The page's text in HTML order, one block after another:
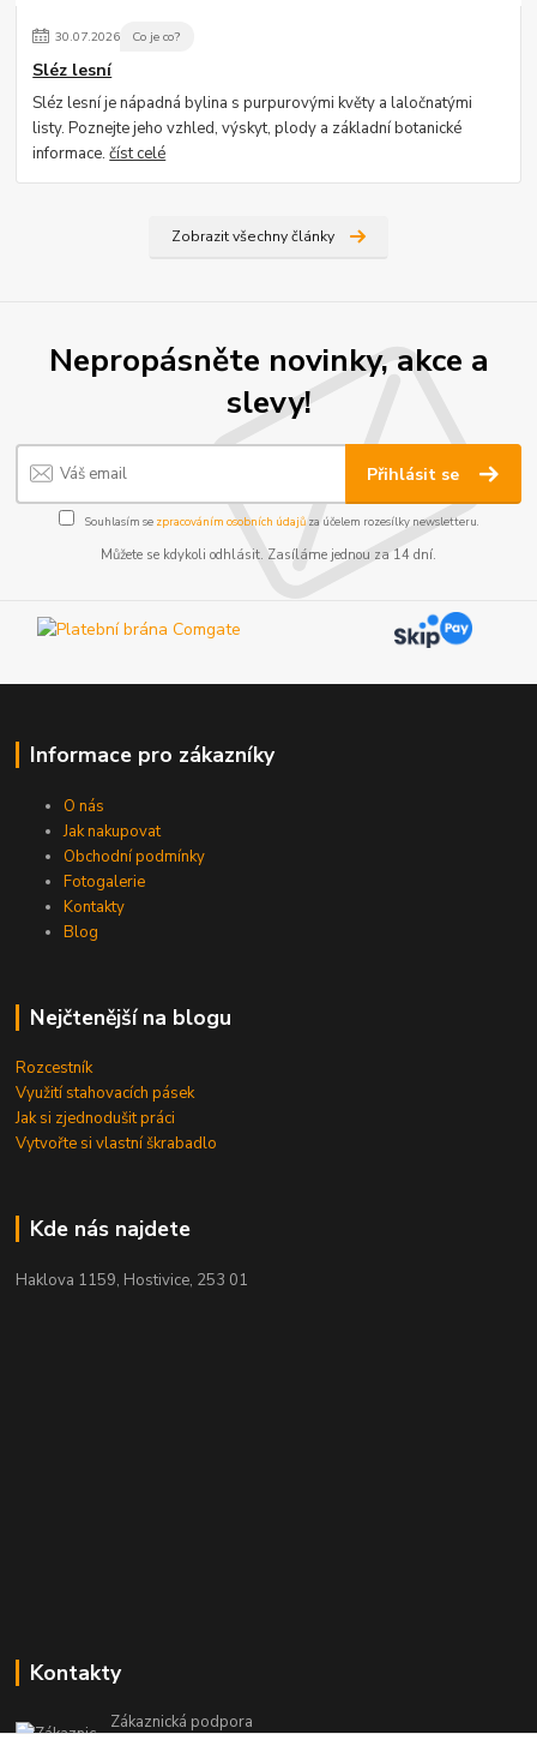
30.07.2026 Co je co?
Sléz lesní
Sléz lesní je nápadná bylina s purpurovými květy a laločnatými
listy. Poznejte jeho vzhled, výskyt, plody a základní botanické
informace.číst celé
Zobrazit všechny články
Nepropásněte novinky, akce a
slevy!
Přihlásit se
Souhlasím se zpracováním osobních údajůza účelem rozesílky newsletteru.
Můžete se kdykoli odhlásit. Zasíláme jednou za 14 dní.
Informace pro zákazníky
O nás
Jak nakupovat
Obchodní podmínky
Fotogalerie
Kontakty
Blog
Nejčtenější na blogu
Rozcestník
Využití stahovacích pásek
Jak si zjednodušit práci
Vytvořte si vlastní škrabadlo
Kde nás najdete
Haklova 1159, Hostivice, 253 01
Kontakty
Zákaznická podpora